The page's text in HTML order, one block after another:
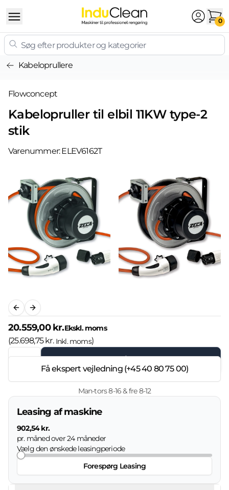
0
Kabeloprullere
Flowconcept
Kabelopruller til elbil 11KW type-2
stik
Varenummer:ELEV6162T
Previous slide
Next slide
20.559,00 kr.Ekskl. moms
(25.698,75 kr. Inkl. moms)
Læg i kurven
Få ekspert vejledning (+45 40 80 75 00)
Man-tors 8-16 & fre 8-12
Leasing af maskine
902,54 kr.
pr. måned over24måneder
Vælg den ønskede leasingperiode
Forespørg Leasing